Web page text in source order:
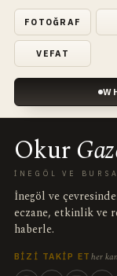
FOTOĞRAF
VEFAT
Okur
İNEGÖL VE
İnegöl ve
eczane, etkinlik ve
haberle.
BIZI TAKIP ET her